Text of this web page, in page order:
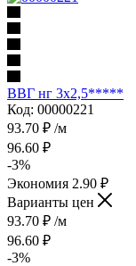
ВВГ нг 3х2,5*****
Код: 00000221
93.70 ₽ /м
96.60 ₽
-3%
Экономия 2.90 ₽
Варианты цен
93.70 ₽ /м
96.60 ₽
-3%